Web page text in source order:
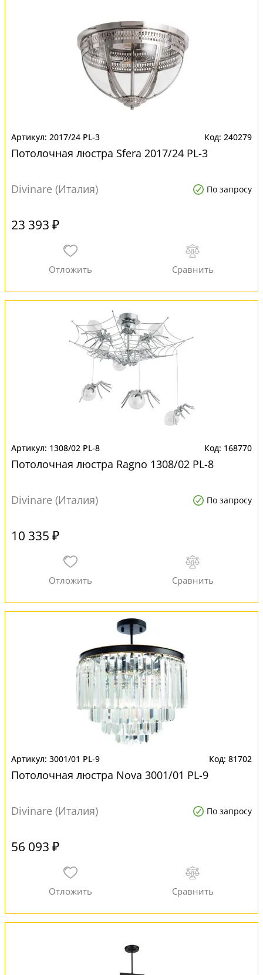
2017/24 PL-3 240279
Потолочная люстра Sfera 2017/24 PL-3
Divinare (Италия) По запросу
23 393 ₽
1308/02 PL-8 168770
Потолочная люстра Ragno 1308/02 PL-8
Divinare (Италия) По запросу
10 335 ₽
3001/01 PL-9 81702
Потолочная люстра Nova 3001/01 PL-9
Divinare (Италия) По запросу
56 093 ₽